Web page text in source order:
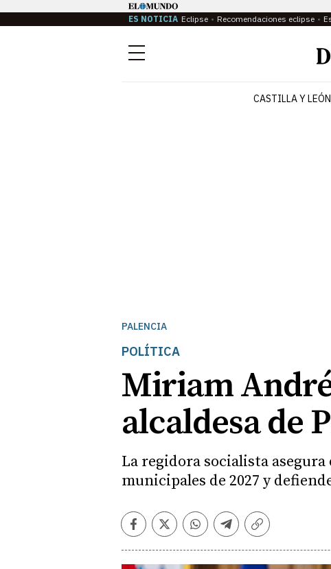
ES NOTICIA Eclipse Recomendaciones eclipse
Menú
CASTILLA Y LEÓN
PALENCIA
POLÍTICA
Miriam
alcaldesa de
La regidora socialista
municipales de 2027 y
Facebook
TwitterWhatsapp
Telegram
Copiar